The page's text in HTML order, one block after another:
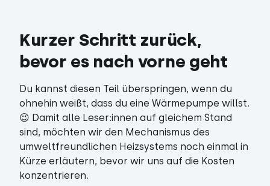
Kurzer Schritt zurück,
bevor es nach vorne geht
Du kannst diesen Teil überspringen, wenn du
ohnehin weißt, dass du eine Wärmepumpe willst.
😉 Damit alle Leser:innen auf gleichem Stand
sind, möchten wir den Mechanismus des
umweltfreundlichen Heizsystems noch einmal in
Kürze erläutern, bevor wir uns auf die Kosten
konzentrieren.